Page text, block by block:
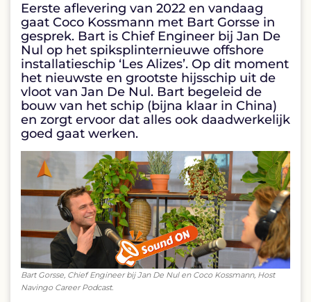
Eerste aflevering van 2022 en vandaag
gaat Coco Kossmann met Bart Gorsse in
gesprek. Bart is Chief Engineer bij Jan De
Nul op het spiksplinternieuwe offshore
installatieschip ‘Les Alizes’. Op dit moment
het nieuwste en grootste hijsschip uit de
vloot van Jan De Nul. Bart begeleid de
bouw van het schip (bijna klaar in China)
en zorgt ervoor dat alles ook daadwerkelijk
goed gaat werken.
Bart Gorsse, Chief Engineer bij Jan De Nul en Coco Kossmann, Host
Navingo Career Podcast.